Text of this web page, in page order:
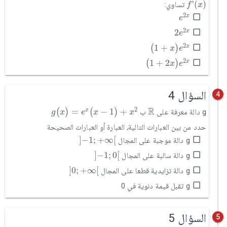
f'(x) تساوي:
e2x
e2x
2e2x
2 e2x
(1 + x)e2x
(1 e2 x
(1 + 2x)e2x
(1 x) e2 x
4 السؤال 4
g دالة معرفة على R
ℝب g(x) = ex (x − 1) + x2
(x )= x-1 2
حدد من بين العبارات التالية، العبارة أو العبارات الصحيحة
g دالة موجبة على المجال
−1; +∞
] 1; ∞
g دالة سالبة على المجال −1; 0
] 1; [
g دالة تزايدية قطعا على المجال 0; +∞
]0 +∞
g تقبل قيمة دنوية في 0
5 السؤال 5